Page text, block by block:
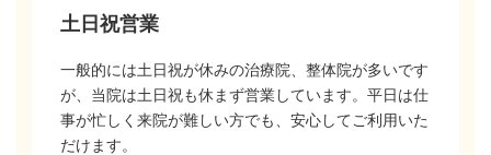
土日祝営業
一般的には土日祝が休みの治療院、整体院が多いです
が、当院は土日祝も休まず営業しています。平日は仕
事が忙しく来院が難しい方でも、安心してご利用いた
だけます。